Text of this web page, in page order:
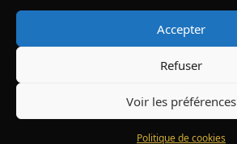
Accepter
Refuser
Voir les préférences
Politique de cookies
Politique de cookies (UE)
© 2026 Histoire du soir -